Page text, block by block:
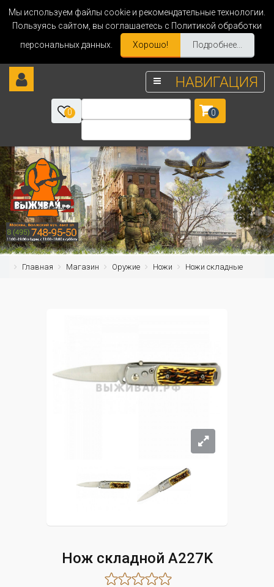
Мы используем файлы cookie и рекомендательные технологии.
Пользуясь сайтом, вы соглашаетесь с Политикой обработки
персональных данных.
Хорошо! Подробнее...
НАВИГАЦИЯ
0 0
Главная Магазин Оружие Ножи Ножи складные
Нож складной A227K